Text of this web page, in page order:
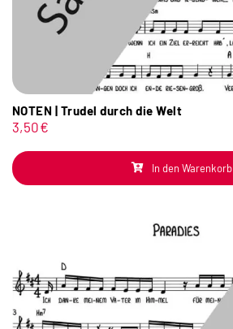
NOTEN | Trudel durch die Welt
3,50€
In den Warenkorb